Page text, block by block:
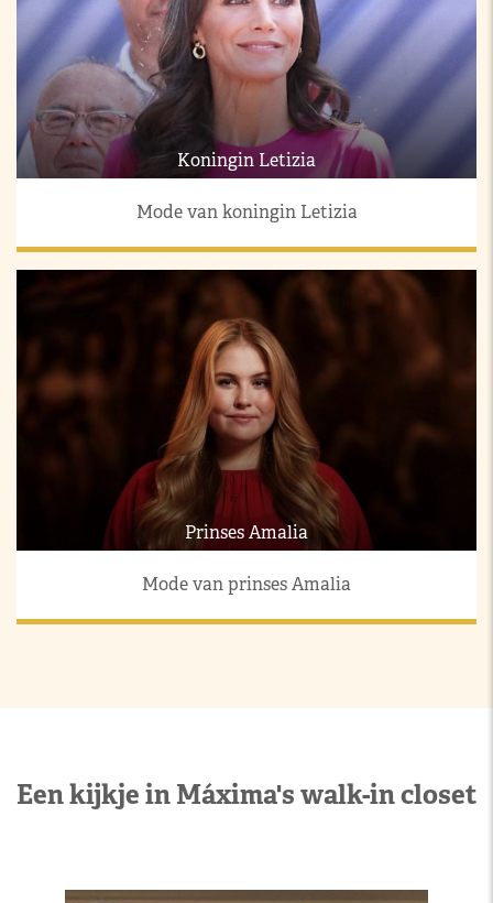
Koningin Letizia
Mode van koningin Letizia
Prinses Amalia
Mode van prinses Amalia
Een kijkje in Máxima's walk-in closet